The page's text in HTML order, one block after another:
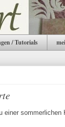
/ Tutorials
einer sommerlichen